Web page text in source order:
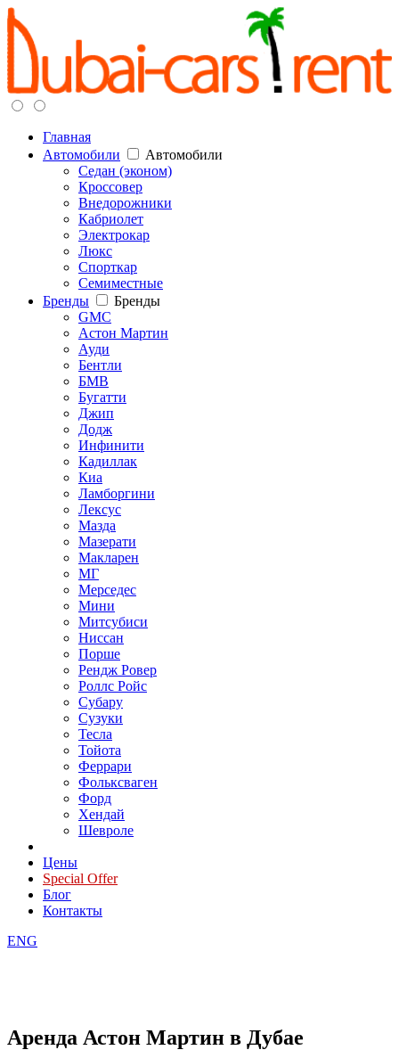
Главная
Автомобили
Автомобили
Седан (эконом)
Кроссовер
Внедорожники
Кабриолет
Электрокар
Люкс
Спорткар
Семиместные
Бренды
Бренды
GMC
Астон Мартин
Ауди
Бентли
БМВ
Бугатти
Джип
Додж
Инфинити
Кадиллак
Киа
Ламборгини
Лексус
Мазда
Мазерати
Макларен
МГ
Мерседес
Мини
Митсубиси
Ниссан
Порше
Рендж Ровер
Роллс Ройс
Субару
Сузуки
Тесла
Тойота
Феррари
Фольксваген
Форд
Хендай
Шевроле
Цены
Special Offer
Блог
Контакты
ENG
Аренда Астон Мартин в Дубае